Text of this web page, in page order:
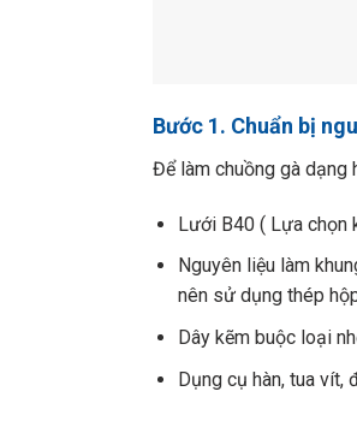
Bước 1. Chuẩn bị
Để làm chuồng gà dạng
Lưới B40 ( Lựa chọn
Nguyên liệu làm
nên sử dụng thép
Dây kẽm buộc loại
Dụng cụ hàn, tua vít,